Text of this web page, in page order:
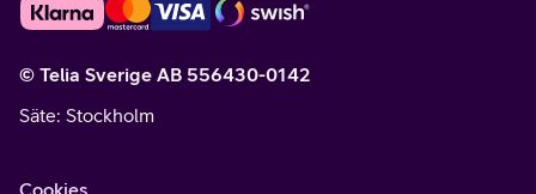
© Telia Sverige AB 556430-0142
Säte: Stockholm
Cookies